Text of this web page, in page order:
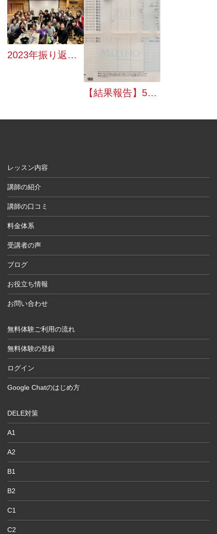
2023年振り返り 〜アクティビティ再開、先生の来日、各種イベント〜
【結果報告】514,186円をグアテマラ火山噴火・被災者支援として寄付しました
レッスン内容
講師の紹介
講師の口コミ
料金体系
受講者の声
ブログ
お役立ち情報
お問い合わせ
無料体験ご利用の流れ
無料体験の登録
ログイン
Google Chatのはじめ方
DELE対策
A1
A2
B1
B2
C1
C2